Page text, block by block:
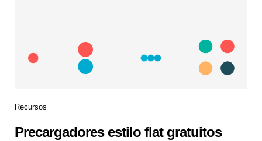
Recursos
Precargadores estilo flat gratuitos